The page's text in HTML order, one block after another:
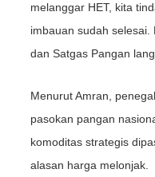
melanggar HET, kita
imbauan sudah selesai.
dan Satgas Pangan
Menurut Amran,
pasokan pangan
komoditas strategis
alasan harga melonjak.